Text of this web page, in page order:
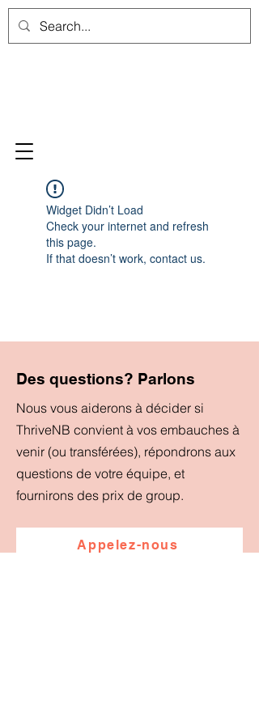
Widget Didn’t Load
Check your internet and refresh
this page.
If that doesn’t work, contact us.
Des questions? Parlons
Nous vous aiderons à décider si
ThriveNB convient à vos embauches à
venir (ou transférées), répondrons aux
questions de votre équipe, et
fournirons des prix de group.
Appelez-nous